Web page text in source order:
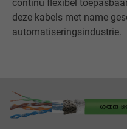
continu flexibel
deze kabels met name
automatiseringsindustrie.